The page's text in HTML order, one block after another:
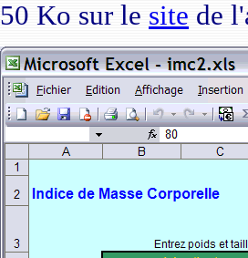
50 Ko sur le site de